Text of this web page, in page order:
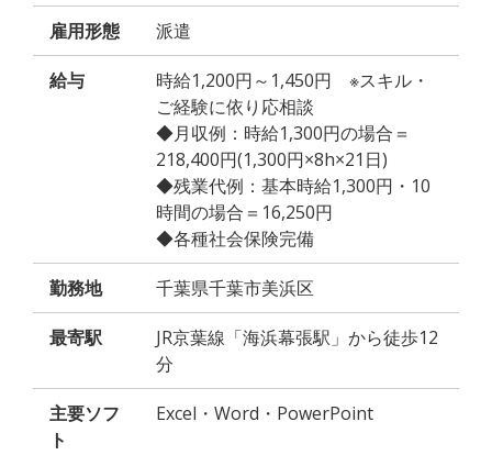
雇用形態 派遣
給与
時給1,200円～1,450円 ※スキル・
ご経験に依り応相談
◆月収例：時給1,300円の場合＝
218,400円(1,300円×8h×21日)
◆残業代例：基本時給1,300円・10
時間の場合＝16,250円
◆各種社会保険完備
勤務地 千葉県千葉市美浜区
最寄駅
JR京葉線「海浜幕張駅」から徒歩12
分
主要ソフ
ト
Excel・Word・PowerPoint